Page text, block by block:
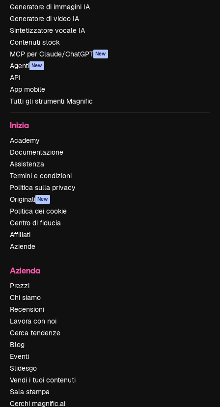
Generatore di immagini IA
Generatore di video IA
Sintetizzatore vocale IA
Contenuti stock
MCP per Claude/ChatGPT New
Agenti New
API
App mobile
Tutti gli strumenti Magnific
Inizia
Academy
Documentazione
Assistenza
Termini e condizioni
Politica sulla privacy
Originali New
Politica dei cookie
Centro di fiducia
Affiliati
Aziende
Azienda
Prezzi
Chi siamo
Recensioni
Lavora con noi
Cerca tendenze
Blog
Eventi
Slidesgo
Vendi i tuoi contenuti
Sala stampa
Cerchi magnific.ai